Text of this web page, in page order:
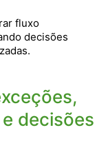
fluxo
decisões
decisões